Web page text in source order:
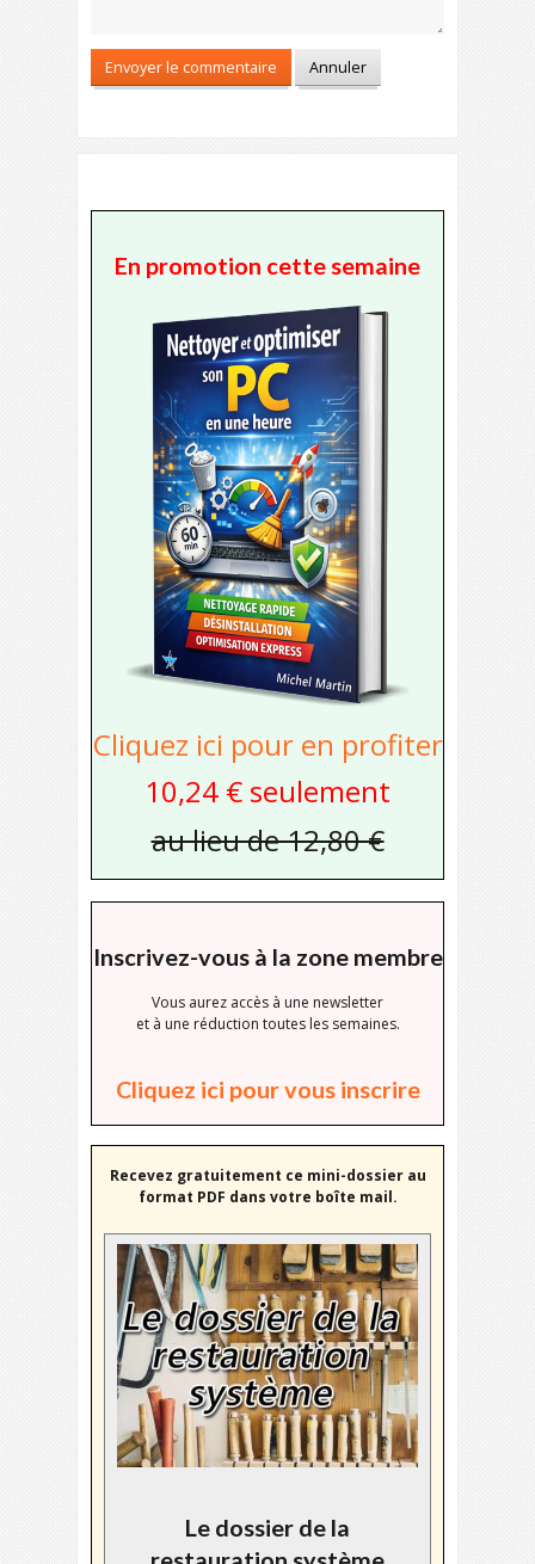
En promotion cette semaine
Cliquez ici pour en profiter
10,24 € seulement
au lieu de 12,80 €
Inscrivez-vous à la zone membre
Vous aurez accès à une newsletter
et à une réduction toutes les semaines.
Cliquez ici pour vous inscrire
Recevez gratuitement ce mini-dossier au
format PDF dans votre boîte mail.
Le dossier de la